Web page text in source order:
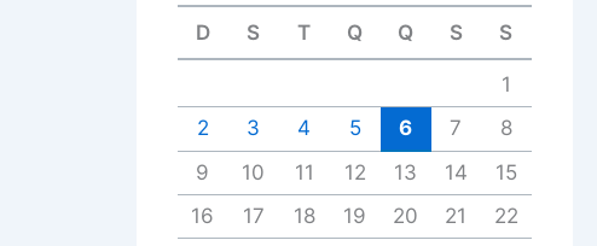
D S T Q Q S S
1
2
3 4 5 6 7
8
9
10 11 12 13 14
15
16
17 18 19 20 21
22